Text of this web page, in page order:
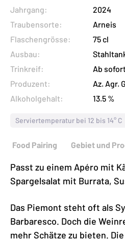
Jahrgang:
2024
Traubensorte:
Arneis
Flaschengrösse:
75 cl
Ausbau:
Trinkreif:
Ab
Produzent:
Az. Agr.
Alkoholgehalt:
13.5 %
Serviertemperatur bei 12 bis 14° C
Food Pairing Gebiet und
Passt zu einem Apéro mit
Spargelsalat mit Burrata,
Das Piemont steht oft als
Barbaresco. Doch die
mehr Schätze zu bieten.